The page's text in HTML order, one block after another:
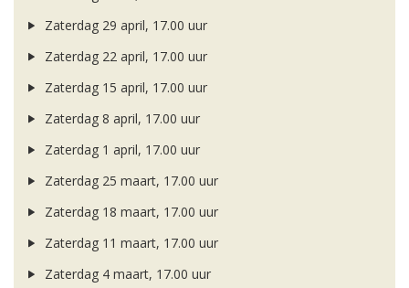
Zaterdag 29 april, 17.00 uur
Zaterdag 22 april, 17.00 uur
Zaterdag 15 april, 17.00 uur
Zaterdag 8 april, 17.00 uur
Zaterdag 1 april, 17.00 uur
Zaterdag 25 maart, 17.00 uur
Zaterdag 18 maart, 17.00 uur
Zaterdag 11 maart, 17.00 uur
Zaterdag 4 maart, 17.00 uur